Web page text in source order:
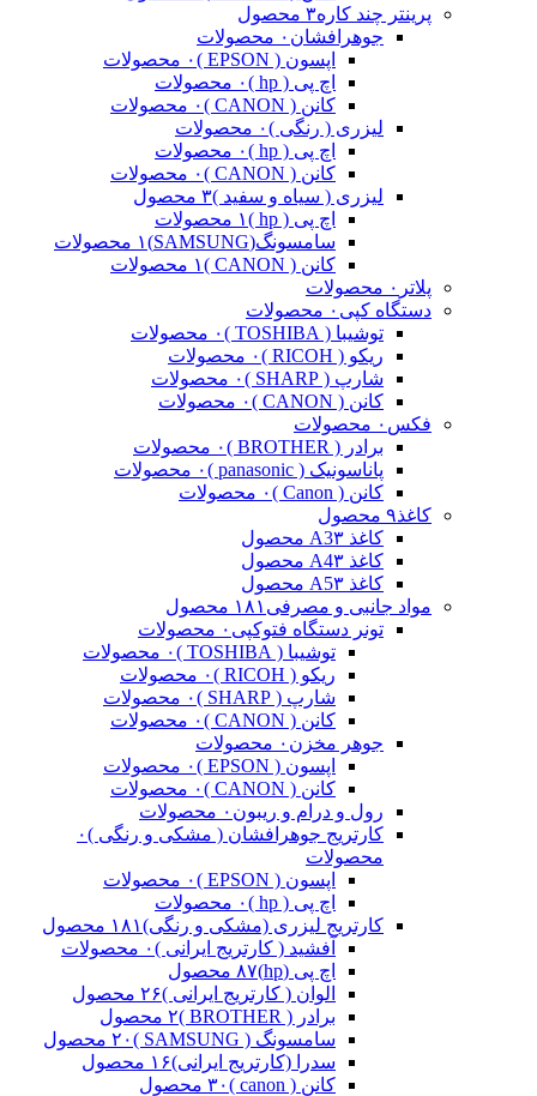
پرینتر چند کاره۳ محصول
جوهرافشان ۰ محصولات
اپسون ( EPSON )
۰ محصولات
اچ پی ( hp )
۰ محصولات
کانن ( CANON )
۰ محصولات
لیزری ( رنگی )۰ محصولات
اچ پی ( hp )
۰ محصولات
کانن ( CANON )
۰ محصولات
لیزری ( سیاه و سفید )۳ محصول
اچ پی ( hp )
۱ محصولات
سامسونگ(SAMSUNG)
۱ محصولات
کانن ( CANON )
۱ محصولات
پلاتر ۰ محصولات
دستگاه کپی ۰ محصولات
توشیبا ( TOSHIBA )
۰ محصولات
ریکو ( RICOH )
۰ محصولات
شارپ ( SHARP )
۰ محصولات
کانن ( CANON )
۰ محصولات
فکس ۰ محصولات
برادر ( BROTHER )
۰ محصولات
پاناسونیک ( panasonic )
۰ محصولات
کانن ( Canon )
۰ محصولات
کاغذ۹ محصول
کاغذ A3 ۳ محصول
کاغذ A4 ۳ محصول
کاغذ A5 ۳ محصول
مواد جانبی و مصرفی ۱۸۱ محصول
تونر دستگاه فتوکپی ۰ محصولات
توشیبا ( TOSHIBA )
۰ محصولات
ریکو ( RICOH )
۰ محصولات
شارپ ( SHARP )
۰ محصولات
کانن ( CANON )
۰ محصولات
جوهر مخزن ۰ محصولات
اپسون ( EPSON )
۰ محصولات
کانن ( CANON )
۰ محصولات
رول و درام و ریبون ۰ محصولات
کارتریج جوهرافشان ( مشکی و رنگی )۰
محصولات
اپسون ( EPSON )
۰ محصولات
اچ پی ( hp )
۰ محصولات
کارتریج لیزری (مشکی و رنگی)۱۸۱ محصول
آفشید ( کارتریج ایرانی )۰ محصولات
اچ پی (hp)
۸۷ محصول
الوان ( کارتریج ایرانی )۲۶ محصول
برادر ( BROTHER )
۲ محصول
سامسونگ ( SAMSUNG )
۲۰ محصول
سدرا (کارتریج ایرانی)۱۶ محصول
کانن ( canon )
۳۰ محصول